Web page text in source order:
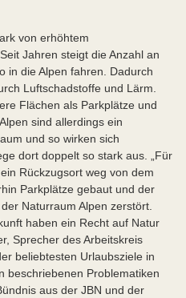
von erhöhtem
Jahren steigt die Anzahl an
in die Alpen fahren. Dadurch
Luftschadstoffe und Lärm.
Flächen als Parkplätze und
sind allerdings ein
und so wirken sich
dort doppelt so stark aus. „Für
Rückzugsort weg von dem
Parkplätze gebaut und der
Naturraum Alpen zerstört.
haben ein Recht auf Natur
Sprecher des Arbeitskreis
beliebtesten Urlaubsziele in
beschriebenen Problematiken
aus der JBN und der